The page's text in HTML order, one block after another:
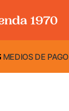
MEDIOS DE PAGO